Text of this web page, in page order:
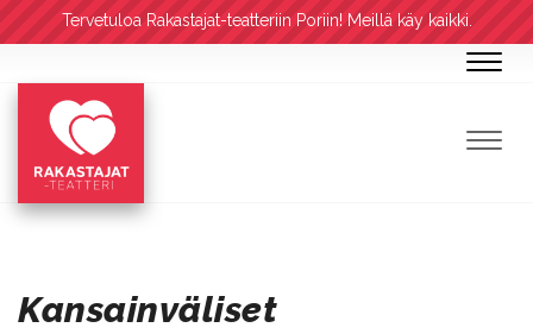
Tervetuloa Rakastajat-teatteriin Poriin! Meillä käy kaikki.
Kansainväliset